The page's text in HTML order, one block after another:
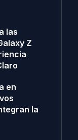
las
Z
en
la